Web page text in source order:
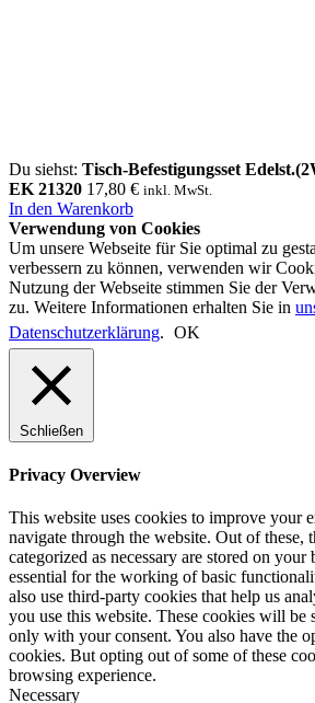
Du siehst: Tisch-Befestigungsset
EK 21320 17,80 € inkl. MwSt.
In den Warenkorb
Verwendung von Cookies
Um unsere Webseite für Sie optimal zu
verbessern zu können, verwenden wir
Nutzung der Webseite stimmen Sie der
zu. Weitere Informationen erhalten Sie in
Datenschutzerklärung. OK
Schließen
Privacy Overview
This website uses cookies to improve your
navigate through the website. Out of these,
categorized as necessary are stored on your
essential for the working of basic
also use third-party cookies that help us
you use this website. These cookies will be
only with your consent. You also have the
cookies. But opting out of some of these
browsing experience.
Necessary